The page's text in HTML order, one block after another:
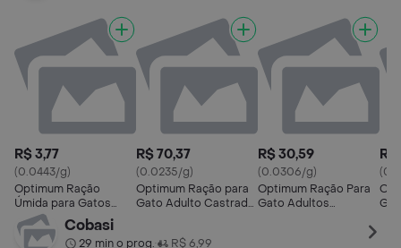
R$ 3,77
(0.0443/g)
Optimum Ração
Úmida para Gatos
Castrados 1+ Anos
Sabor Frango
R$ 70,37
(0.0235/g)
Optimum Ração para
Gato Adulto Castrado
R$ 30,59
(0.0306/g)
Optimum Ração Para
Gato Adultos
R$
Cobasi
29 min o prog.• R$ 6,99